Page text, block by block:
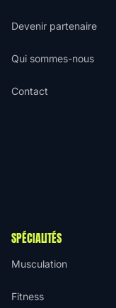
Devenir partenaire
Qui sommes-nous
Contact
SPÉCIALITÉS
Musculation
Fitness